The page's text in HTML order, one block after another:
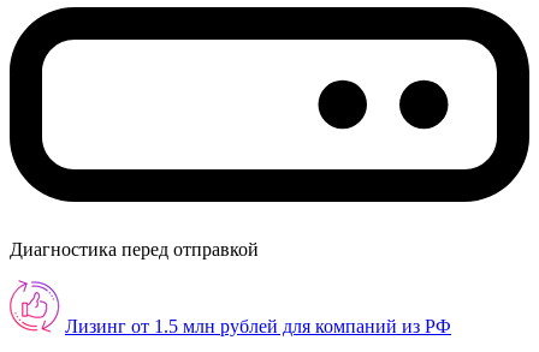
Диагностика перед отправкой
Лизинг от 1.5 млн рублей для компаний из РФ